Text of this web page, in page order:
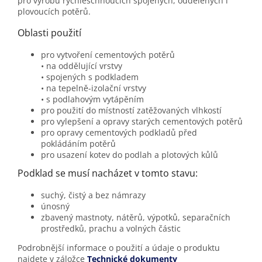
plovoucích potěrů.
Oblasti použití
pro vytvoření cementových potěrů
• na oddělující vrstvy
• spojených s podkladem
• na tepelně-izolační vrstvy
• s podlahovým vytápěním
pro použití do místností zatěžovaných vlhkostí
pro vylepšení a opravy starých cementových potěrů
pro opravy cementových podkladů před
pokládáním potěrů
pro usazení kotev do podlah a plotových kůlů
Podklad se musí nacházet v tomto stavu:
suchý, čistý a bez námrazy
únosný
zbavený mastnoty, nátěrů, výpotků, separačních
prostředků, prachu a volných částic
Podrobnější informace o použití a údaje o produktu
najdete v záložce Technické dokumenty